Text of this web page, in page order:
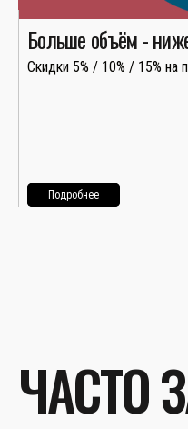
Больше объём -
Скидки 5% / 10% / 15% на
Подробнее
ЧАСТО